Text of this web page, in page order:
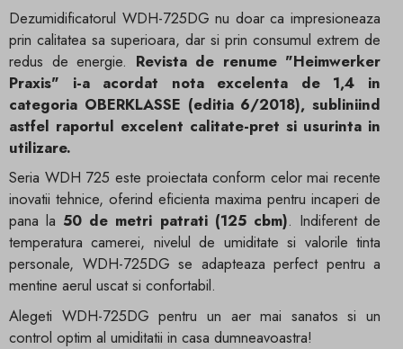
Dezumidificatorul WDH-725DG nu doar ca impresioneaza
prin calitatea sa superioara, dar si prin consumul extrem de
redus de energie. Revista de renume "Heimwerker
Praxis" i-a acordat nota excelenta de 1,4 in
categoria OBERKLASSE (editia 6/2018), subliniind
astfel raportul excelent calitate-pret si usurinta in
utilizare.
Seria WDH 725 este proiectata conform celor mai recente
inovatii tehnice, oferind eficienta maxima pentru incaperi de
pana la 50 de metri patrati (125 cbm). Indiferent de
temperatura camerei, nivelul de umiditate si valorile tinta
personale, WDH-725DG se adapteaza perfect pentru a
mentine aerul uscat si confortabil.
Alegeti WDH-725DG pentru un aer mai sanatos si un
control optim al umiditatii in casa dumneavoastra!